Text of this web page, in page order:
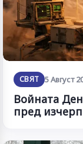
СВЯТ 5 Август
Войната
пред